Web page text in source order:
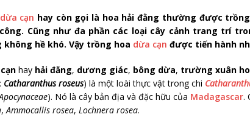
cạn hay còn gọi là hoa hải đằng thường được
Cũng như đa phần các loại cây cảnh trang trí
không hề khó. Vậy trồng hoa dừa cạn được tiến hành
hay hải đằng, dương giác, bông dừa, trường xuân
Catharanthus roseus) là một loài thực vật trong chi
). Nó là cây bản địa và đặc hữu của Madagascar.
,Ammocallis rosea, Lochnera rosea.